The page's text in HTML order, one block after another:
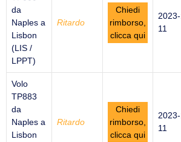
da
Naples a
Lisbon
(LIS /
LPPT)
Ritardo
Chiedi
rimborso,
clicca qui
11
Volo
TP883
da
Naples a
Lisbon
Ritardo
Chiedi
rimborso,
clicca qui
11